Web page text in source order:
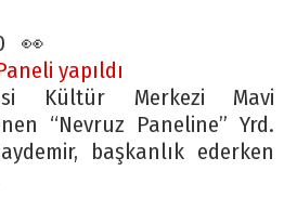
👀
yapıldı
Kültür Merkezi Mavi
“Nevruz Paneline” Yrd.
başkanlık ederken